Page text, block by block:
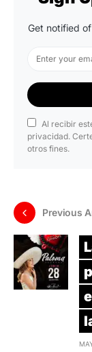
Get notified
Al recibir
privacidad.
otros fines.
Previous